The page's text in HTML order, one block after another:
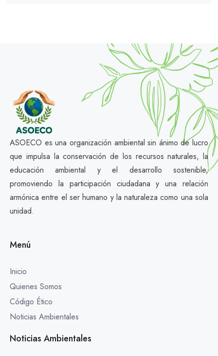
ASOECO es una organización ambiental sin ánimo de lucro
que impulsa la conservación de los recursos naturales, la
educación ambiental y el desarrollo sostenible,
promoviendo la participación ciudadana y una relación
armónica entre el ser humano y la naturaleza como una sola
unidad.
Menú
Inicio
Quienes Somos
Código Ético
Noticias Ambientales
Noticias Ambientales